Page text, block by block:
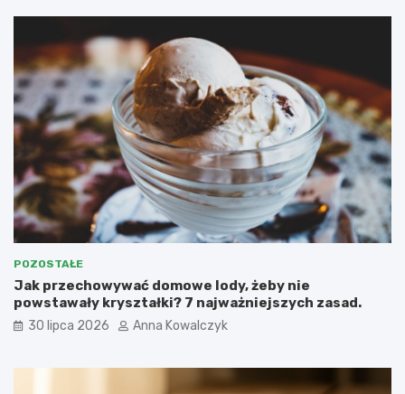
POZOSTAŁE
Jak przechowywać domowe lody, żeby nie
powstawały kryształki? 7 najważniejszych zasad.
30 lipca 2026 Anna Kowalczyk